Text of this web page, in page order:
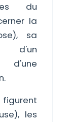
du
la
sa
d'un
d'une
les